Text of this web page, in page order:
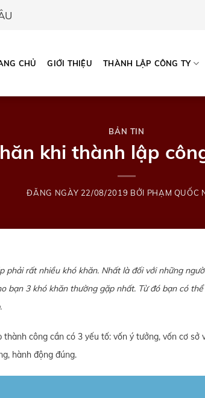
CHỦ GIỚI THIỆU THÀNH LẬP CÔNG TY
BẢN TIN
khi thành lập
ĐĂNG NGÀY 22/08/2019 BỞI PHẠM QUỐC
rất nhiều khó khăn. Nhất là đối với những
bạn 3 khó khăn thường gặp nhất. Từ đó bạn có
công cần có 3 yếu tố: vốn ý tưởng, vốn cơ sở
hành động đúng.